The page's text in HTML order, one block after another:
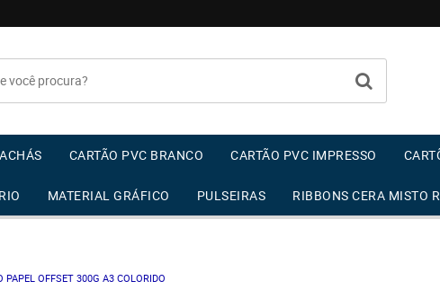
CARTÃO PVC BRANCO CARTÃO PVC IMPRESSO
MATERIAL GRÁFICO PULSEIRAS RIBBONS CERA MISTO
PAPEL OFFSET 300G A3 COLORIDO